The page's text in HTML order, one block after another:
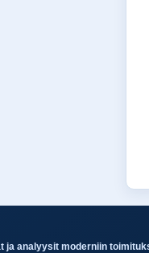
ja analyysit moderniin